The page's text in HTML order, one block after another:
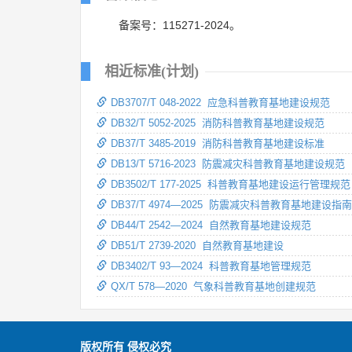
备案号：115271-2024。
相近标准(计划)
DB3707/T 048-2022 应急科普教育基地建设规范
DB32/T 5052-2025 消防科普教育基地建设规范
DB37/T 3485-2019 消防科普教育基地建设标准
DB13/T 5716-2023 防震减灾科普教育基地建设规范
DB3502/T 177-2025 科普教育基地建设运行管理规范
DB37/T 4974—2025 防震减灾科普教育基地建设指南
DB44/T 2542—2024 自然教育基地建设规范
DB51/T 2739-2020 自然教育基地建设
DB3402/T 93—2024 科普教育基地管理规范
QX/T 578—2020 气象科普教育基地创建规范
版权所有 侵权必究